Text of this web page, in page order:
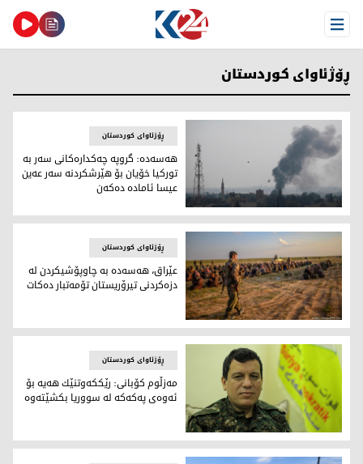
Open Menu
ڕۆژئاوای کوردستان
ھەسەدە: گروپە چەكدارەكانی سەر بە توركیا خۆیان بۆ
ڕۆژئاوای کوردستان
ھەسەدە: گروپە چەكدارەكانی سەر بە
توركیا خۆیان بۆ ھێرشكردنە سەر عەین
عیسا ئامادە دەكەن
عێراق، هه‌سه‌ده‌ به‌ چاوپۆشیکردن لە دزه‌كردنی تیرۆریستان
ڕۆژئاوای کوردستان
عێراق، هه‌سه‌ده‌ به‌ چاوپۆشیکردن لە
دزه‌كردنی تیرۆریستان تۆمه‌تبار ده‌كات
مەزڵوم كۆبانی: رێككەوتنێك ھەیە بۆ ئەوەی پەكەكە لە
ڕۆژئاوای کوردستان
مەزڵوم كۆبانی: رێككەوتنێك ھەیە بۆ
ئەوەی پەكەكە لە سووریا بكشێتەوە